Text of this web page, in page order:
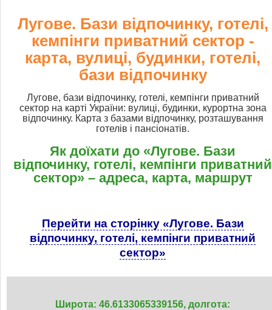
Лугове. Бази відпочинку, готелі,
кемпінги приватний сектор -
карта, вулиці, будинки, готелі,
бази відпочинку
Лугове, бази відпочинку, готелі, кемпінги приватний
сектор на карті України: вулиці, будинки, курортна зона
відпочинку. Карта з базами відпочинку, розташування
готелів і пансіонатів.
Як доїхати до «Лугове. Бази
відпочинку, готелі, кемпінги приватний
сектор» – адреса, карта, маршрут
Перейти на сторінку «Лугове. Бази
відпочинку, готелі, кемпінги приватний
сектор»
Широта: 46.6133065339156, долгота: